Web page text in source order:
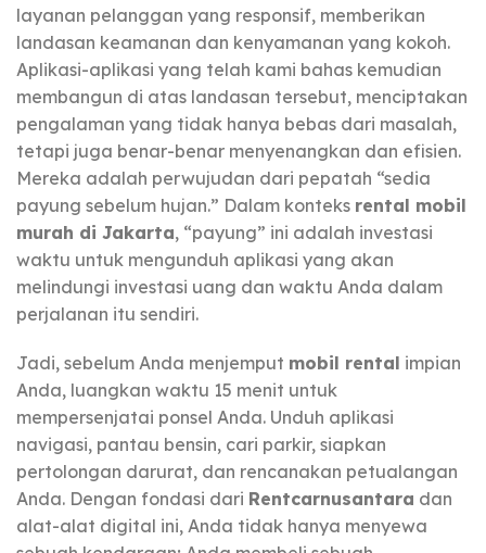
layanan pelanggan yang responsif, memberikan
landasan keamanan dan kenyamanan yang kokoh.
Aplikasi-aplikasi yang telah kami bahas kemudian
membangun di atas landasan tersebut, menciptakan
pengalaman yang tidak hanya bebas dari masalah,
tetapi juga benar-benar menyenangkan dan efisien.
Mereka adalah perwujudan dari pepatah “sedia
payung sebelum hujan.” Dalam konteks rental mobil
murah di Jakarta, “payung” ini adalah investasi
waktu untuk mengunduh aplikasi yang akan
melindungi investasi uang dan waktu Anda dalam
perjalanan itu sendiri.
Jadi, sebelum Anda menjemput mobil rental impian
Anda, luangkan waktu 15 menit untuk
mempersenjatai ponsel Anda. Unduh aplikasi
navigasi, pantau bensin, cari parkir, siapkan
pertolongan darurat, dan rencanakan petualangan
Anda. Dengan fondasi dari Rentcarnusantara dan
alat-alat digital ini, Anda tidak hanya menyewa